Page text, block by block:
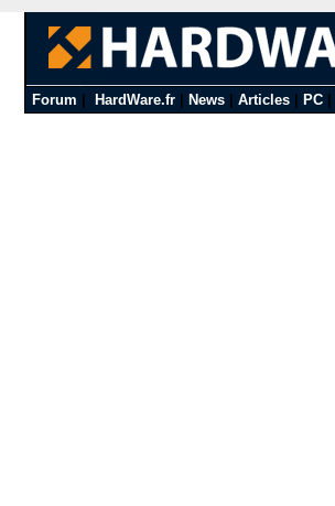
Forum HardWare.fr| News| Articles| PC|